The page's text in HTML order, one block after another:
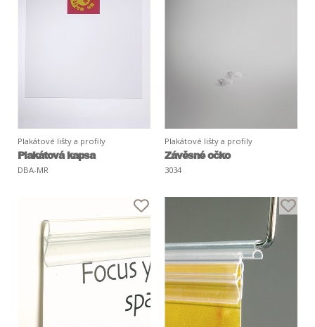
Plakátové lišty a profily
Plakátová kapsa
DBA-MR
Plakátové lišty a profily
Závěsné očko
3034